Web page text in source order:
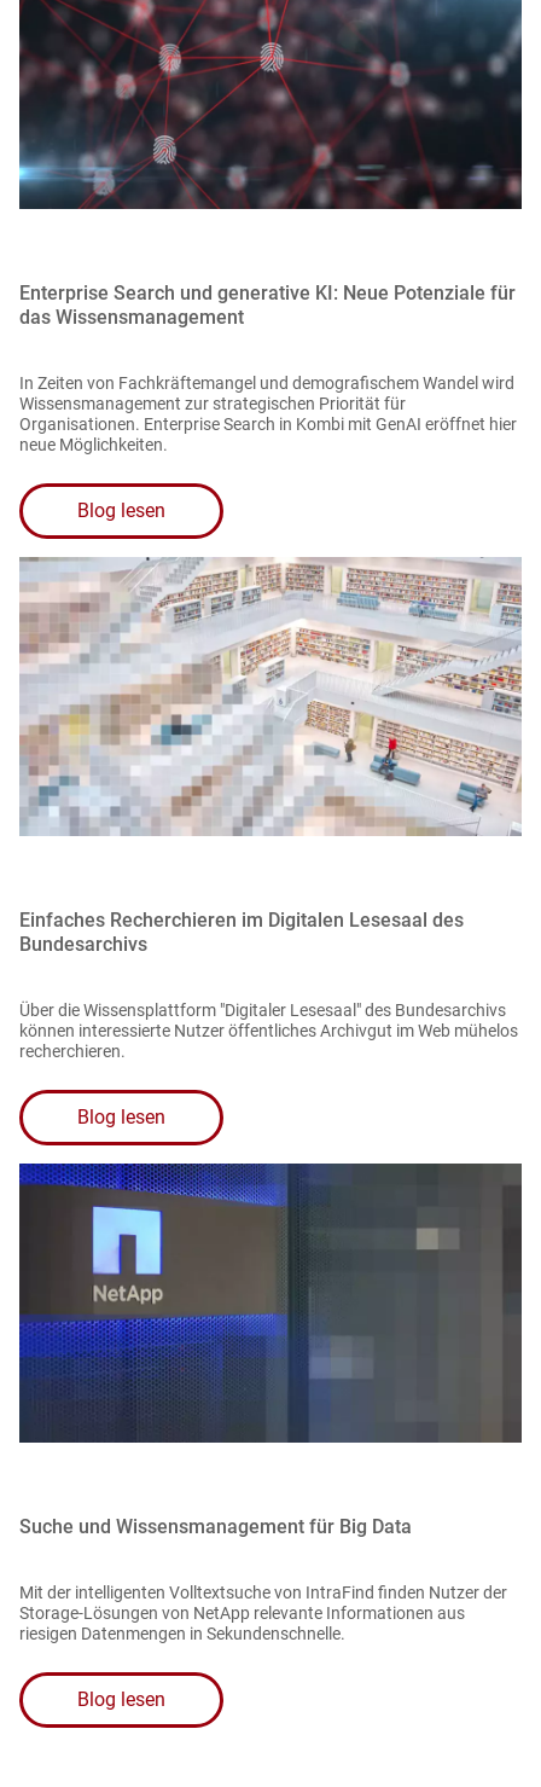
Enterprise Search und generative KI: Neue Potenziale für
das Wissensmanagement
In Zeiten von Fachkräftemangel und demografischem Wandel wird
Wissensmanagement zur strategischen Priorität für
Organisationen. Enterprise Search in Kombi mit GenAI eröffnet hier
neue Möglichkeiten.
Blog lesen
Einfaches Recherchieren im Digitalen Lesesaal des
Bundesarchivs
Über die Wissensplattform "Digitaler Lesesaal" des Bundesarchivs
können interessierte Nutzer öffentliches Archivgut im Web mühelos
recherchieren.
Blog lesen
Suche und Wissensmanagement für Big Data
Mit der intelligenten Volltextsuche von IntraFind finden Nutzer der
Storage-Lösungen von NetApp relevante Informationen aus
riesigen Datenmengen in Sekundenschnelle.
Blog lesen